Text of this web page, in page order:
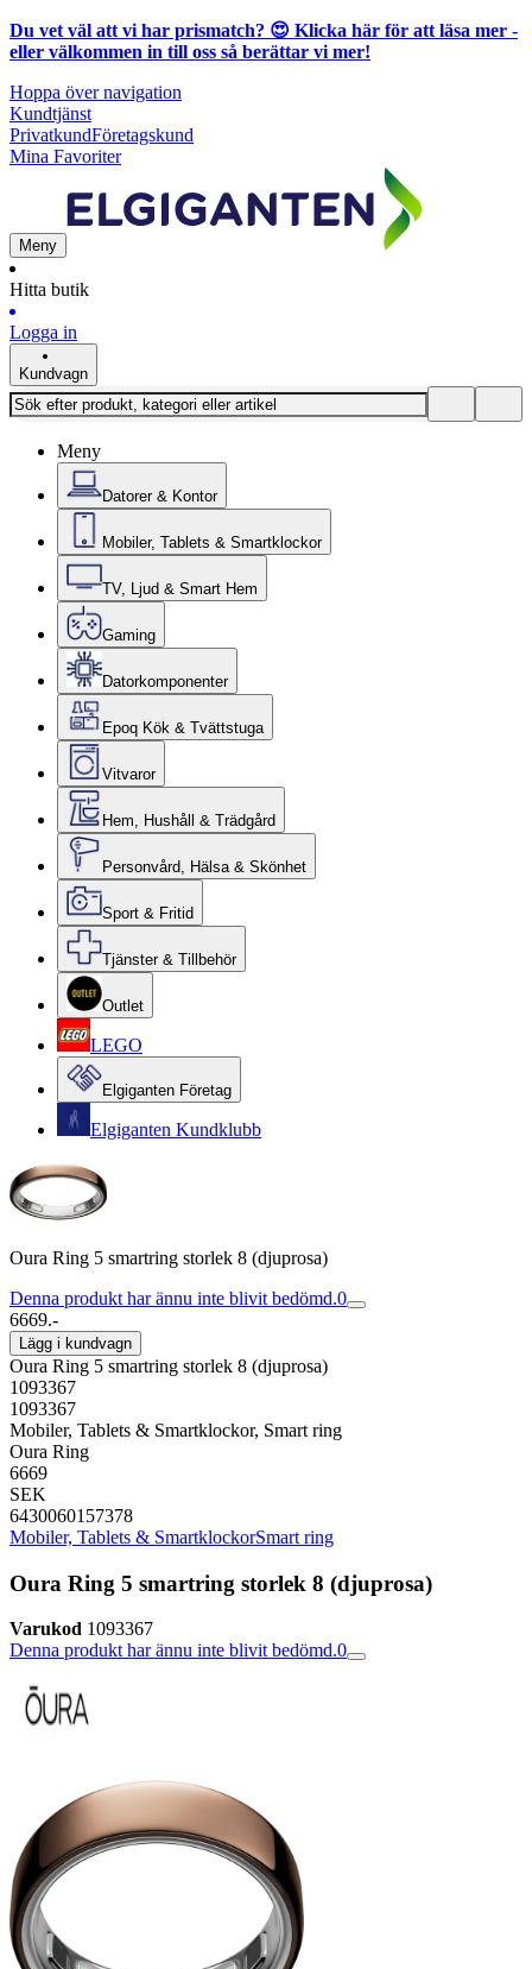
Du vet väl att vi har prismatch? 😍 Klicka här för att läsa mer -
eller välkommen in till oss så berättar vi mer!
Hoppa över navigation
Kundtjänst
PrivatkundFöretagskund
Mina Favoriter
Meny
Hitta butik
Logga in
Kundvagn
Meny
Datorer & Kontor
Mobiler, Tablets & Smartklockor
TV, Ljud & Smart Hem
Gaming
Datorkomponenter
Epoq Kök & Tvättstuga
Vitvaror
Hem, Hushåll & Trädgård
Personvård, Hälsa & Skönhet
Sport & Fritid
Tjänster & Tillbehör
Outlet
LEGO
Elgiganten Företag
Elgiganten Kundklubb
Oura Ring 5 smartring storlek 8 (djuprosa)
Denna produkt har ännu inte blivit bedömd.0
6669.-
Lägg i kundvagn
Oura Ring 5 smartring storlek 8 (djuprosa)
1093367
1093367
Mobiler, Tablets & Smartklockor, Smart ring
Oura Ring
6669
SEK
6430060157378
Mobiler, Tablets & SmartklockorSmart ring
Oura Ring 5 smartring storlek 8 (djuprosa)
Varukod 1093367
Denna produkt har ännu inte blivit bedömd.0